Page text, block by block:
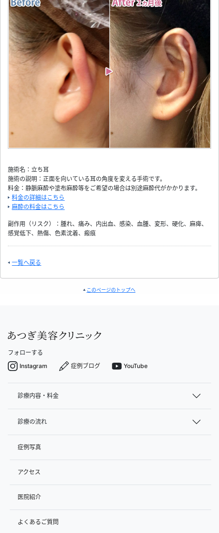
施術名：立ち耳
施術の説明：正面を向いている耳の角度を変える手術です。
料金：静脈麻酔や塗布麻酔等をご希望の場合は別途麻酔代がかかります。
料金の詳細はこちら
麻酔の料金はこちら
副作用（リスク）：腫れ、痛み、内出血、感染、血腫、変形、硬化、麻痺、
感覚低下、熱傷、色素沈着、瘢痕
一覧へ戻る
このページのトップへ
フォローする
Instagram
症例ブログ YouTube
診療内容・料金
診療の流れ
症例写真
アクセス
医院紹介
よくあるご質問